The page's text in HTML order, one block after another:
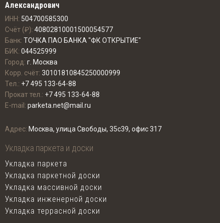
Александрович
ИНН: 504700585300
Счёт (₽): 40802810001500054577
Банк: ТОЧКА ПАО БАНКА "ФК ОТКРЫТИЕ"
БИК: 044525999
Город: г. Москва
Корр. счёт: 30101810845250000999
Тел.: +7 495 133-64-88
Прокат тел.: +7 495 133-64-88
E-mail: parketa.net@mail.ru
Адрес: Москва, улица Свободы, 35с39, офис 317
Укладка паркета и доски
Укладка паркета
Укладка паркетной доски
Укладка массивной доски
Укладка инженерной доски
Укладка террасной доски